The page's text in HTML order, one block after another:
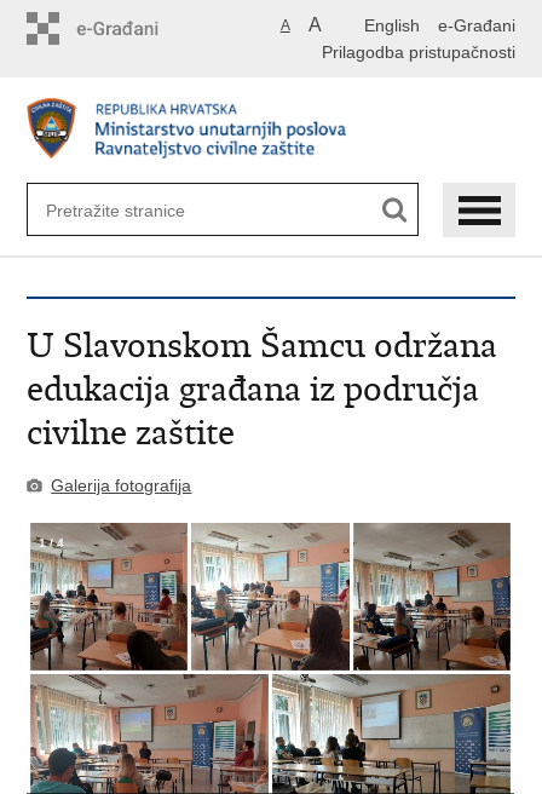
English e-Građani
A A
Prilagodba pristupačnosti
U Slavonskom Šamcu održana
edukacija građana iz područja
civilne zaštite
Galerija fotografija
1/4